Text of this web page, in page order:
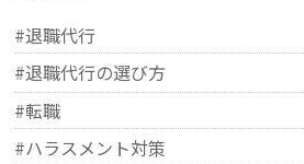
#退職代行
#退職代行の選び方
#転職
#ハラスメント対策